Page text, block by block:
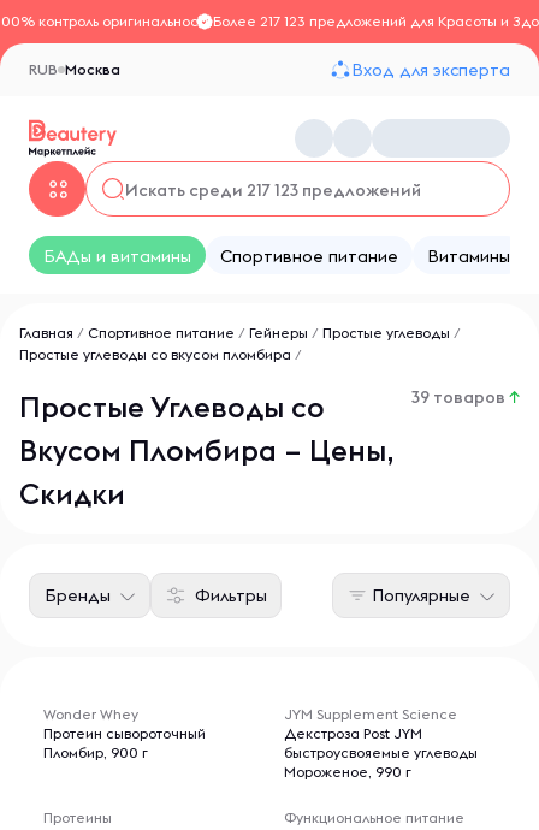
контроль оригинальностиБолее 217 123 предложений для Красоты и
Москва
RUB Вход для эксперта
БАДы и витамины Спортивное питание Витамины
Главная / Спортивное питание / Гейнеры / Простые углеводы /
Простые углеводы со вкусом пломбира /
Простые Углеводы со
Вкусом Пломбира – Цены,
Скидки
39 товаров ↑
Фильтры
Бренды Популярные
Wonder Whey
Протеин сывороточный
Пломбир, 900 г
Протеины
JYM Supplement Science
Декстроза Post JYM
быстроусвояемые углеводы
Мороженое, 990 г
Функциональное питание